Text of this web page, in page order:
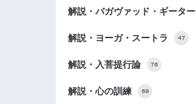
解説・バガヴァッド・ギーター
解説・ヨーガ・スートラ 47
解説・入菩提行論 78
解説・心の訓練 89